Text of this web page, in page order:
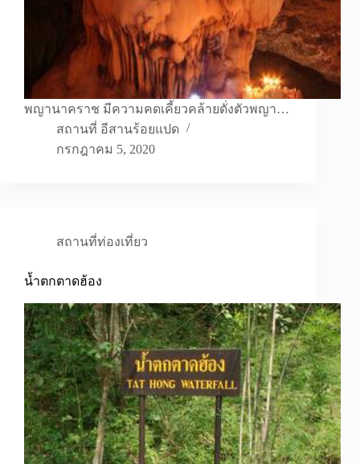
พญานาคราช มีความคดเคี้ยวคล้ายดั่งตัวพญา…
สถานที่ อีสานร้อยแปด
กรกฎาคม 5, 2020
สถานที่ท่องเที่ยว
น้ำตกตาดฮ้อง